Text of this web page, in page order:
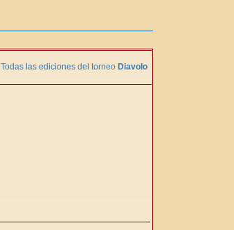
Todas las ediciones del torneo Diavolo